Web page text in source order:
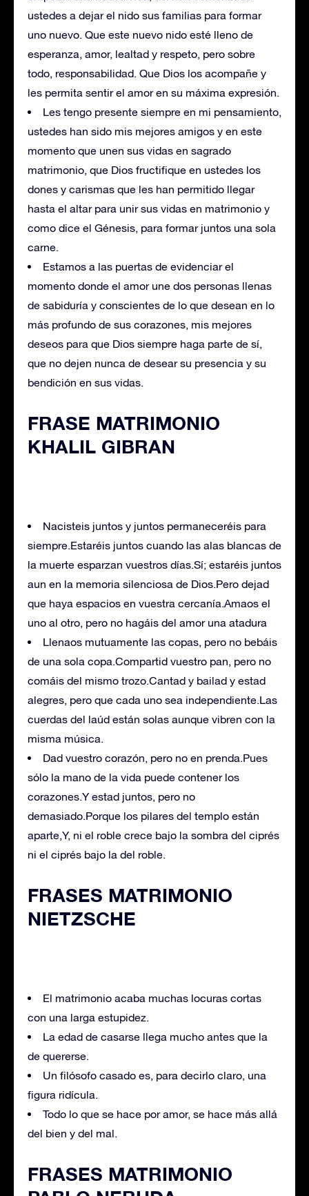
ustedes a dejar el nido sus familias para formar
uno nuevo. Que este nuevo nido esté lleno de
esperanza, amor, lealtad y respeto, pero sobre
todo, responsabilidad. Que Dios los acompañe y
les permita sentir el amor en su máxima expresión.
Les tengo presente siempre en mi pensamiento,
ustedes han sido mis mejores amigos y en este
momento que unen sus vidas en sagrado
matrimonio, que Dios fructifique en ustedes los
dones y carismas que les han permitido llegar
hasta el altar para unir sus vidas en matrimonio y
como dice el Génesis, para formar juntos una sola
carne.
Estamos a las puertas de evidenciar el
momento donde el amor une dos personas llenas
de sabiduría y conscientes de lo que desean en lo
más profundo de sus corazones, mis mejores
deseos para que Dios siempre haga parte de sí,
que no dejen nunca de desear su presencia y su
bendición en sus vidas.
FRASE MATRIMONIO
KHALIL GIBRAN
Nacisteis juntos y juntos permaneceréis para
siempre.Estaréis juntos cuando las alas blancas de
la muerte esparzan vuestros días.Sí; estaréis juntos
aun en la memoria silenciosa de Dios.Pero dejad
que haya espacios en vuestra cercanía.Amaos el
uno al otro, pero no hagáis del amor una atadura
Llenaos mutuamente las copas, pero no bebáis
de una sola copa.Compartid vuestro pan, pero no
comáis del mismo trozo.Cantad y bailad y estad
alegres, pero que cada uno sea independiente.Las
cuerdas del laúd están solas aunque vibren con la
misma música.
Dad vuestro corazón, pero no en prenda.Pues
sólo la mano de la vida puede contener los
corazones.Y estad juntos, pero no
demasiado.Porque los pilares del templo están
aparte,Y, ni el roble crece bajo la sombra del ciprés
ni el ciprés bajo la del roble.
FRASES MATRIMONIO
NIETZSCHE
El matrimonio acaba muchas locuras cortas
con una larga estupidez.
La edad de casarse llega mucho antes que la
de quererse.
Un filósofo casado es, para decirlo claro, una
figura ridícula.
Todo lo que se hace por amor, se hace más allá
del bien y del mal.
FRASES MATRIMONIO